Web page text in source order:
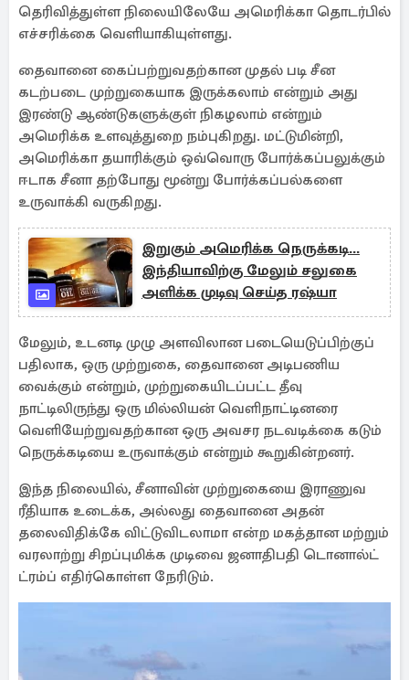
தெரிவித்துள்ள நிலையிலேயே அமெரிக்கா தொடர்பில்
எச்சரிக்கை வெளியாகியுள்ளது.
தைவானை கைப்பற்றுவதற்கான முதல் படி சீன
கடற்படை முற்றுகையாக இருக்கலாம் என்றும் அது
இரண்டு ஆண்டுகளுக்குள் நிகழலாம் என்றும்
அமெரிக்க உளவுத்துறை நம்புகிறது. மட்டுமின்றி,
அமெரிக்கா தயாரிக்கும் ஒவ்வொரு போர்க்கப்பலுக்கும்
ஈடாக சீனா தற்போது மூன்று போர்க்கப்பல்களை
உருவாக்கி வருகிறது.
இறுகும் அமெரிக்க நெருக்கடி...
இந்தியாவிற்கு மேலும் சலுகை
அளிக்க முடிவு செய்த ரஷ்யா
மேலும், உடனடி முழு அளவிலான படையெடுப்பிற்குப்
பதிலாக, ஒரு முற்றுகை, தைவானை அடிபணிய
வைக்கும் என்றும், முற்றுகையிடப்பட்ட தீவு
நாட்டிலிருந்து ஒரு மில்லியன் வெளிநாட்டினரை
வெளியேற்றுவதற்கான ஒரு அவசர நடவடிக்கை கடும்
நெருக்கடியை உருவாக்கும் என்றும் கூறுகின்றனர்.
இந்த நிலையில், சீனாவின் முற்றுகையை இராணுவ
ரீதியாக உடைக்க, அல்லது தைவானை அதன்
தலைவிதிக்கே விட்டுவிடலாமா என்ற மகத்தான மற்றும்
வரலாற்று சிறப்புமிக்க முடிவை ஜனாதிபதி டொனால்ட்
ட்ரம்ப் எதிர்கொள்ள நேரிடும்.